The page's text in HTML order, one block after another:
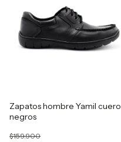
Zapatos hombre Yamil cuero
negros
$159.900